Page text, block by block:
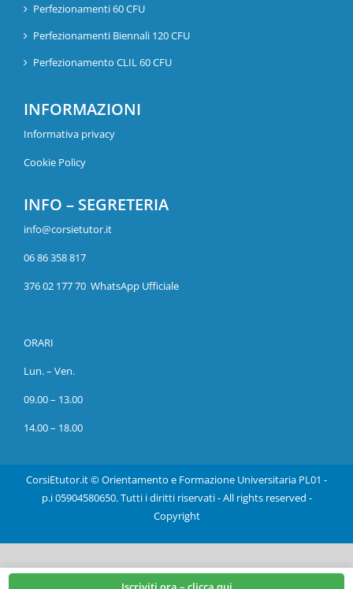
Perfezionamenti 60 CFU
Perfezionamenti Biennali 120 CFU
Perfezionamento CLIL 60 CFU
INFORMAZIONI
Informativa privacy
Cookie Policy
INFO – SEGRETERIA
info@corsietutor.it
06 86 358 817
376 02 177 70 WhatsApp Ufficiale
ORARI
Lun. – Ven.
09.00 – 13.00
14.00 – 18.00
CorsiEtutor.it © Orientamento e Formazione Universitaria PL01 -
p.i 05904580650. Tutti i diritti riservati - All rights reserved -
Copyright